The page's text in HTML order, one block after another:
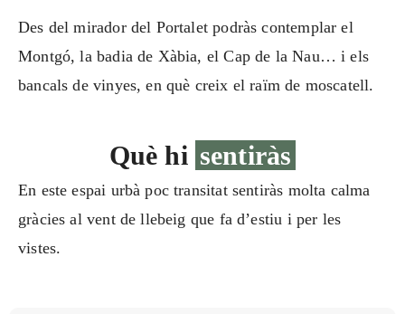
Des del mirador del Portalet podràs contemplar el
Montgó, la badia de Xàbia, el Cap de la Nau… i els
bancals de vinyes, en què creix el raïm de moscatell.
Què hi sentiràs
En este espai urbà poc transitat sentiràs molta calma
gràcies al vent de llebeig que fa d’estiu i per les
vistes.